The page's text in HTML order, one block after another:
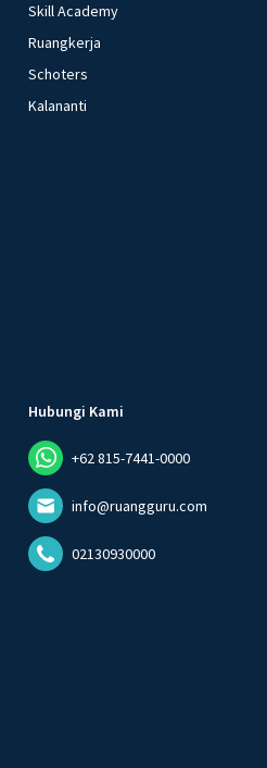
Skill Academy
Ruangkerja
Schoters
Kalananti
Hubungi Kami
+62 815-7441-0000
info@ruangguru.com
02130930000